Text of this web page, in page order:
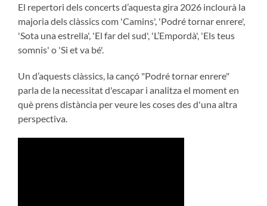
El repertori dels concerts d’aquesta gira 2026 inclourà la
majoria dels clàssics com 'Camins', 'Podré tornar enrere',
'Sota una estrella', 'El far del sud', 'L’Empordà', 'Els teus
somnis' o 'Si et va bé'.
Un d’aquests clàssics, la cançó "Podré tornar enrere"
parla de la necessitat d'escapar i analitza el moment en
què prens distància per veure les coses des d'una altra
perspectiva.